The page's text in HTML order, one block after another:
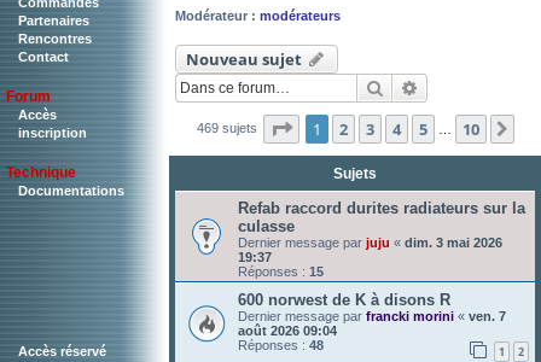
Partenaires
Rencontres
Contact
Forum
Accès
inscription
Technique
Documentations
Accès réservé
Modérateur : modérateurs
Nouveau sujet
Rechercher
469 sujets Page 1sur
1 2 3 4 5 10
Sujets
Refab raccord durites radiateurs sur la
culasse
Dernier message par juju « dim. 3 mai 2026
19:37
Réponses : 15
600 norwest de K à disons R
Dernier message par francki morini « ven. 7
août 2026 09:04
Réponses : 48 1 2